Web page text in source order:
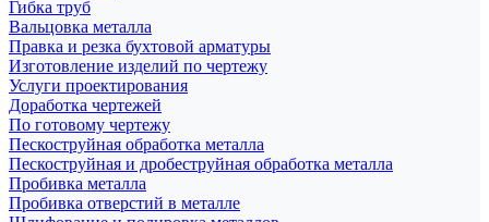
Гибка труб
Вальцовка металла
Правка и резка бухтовой арматуры
Изготовление изделий по чертежу
Услуги проектирования
Доработка чертежей
По готовому чертежу
Пескоструйная обработка металла
Пескоструйная и дробеструйная обработка металла
Пробивка металла
Пробивка отверстий в металле